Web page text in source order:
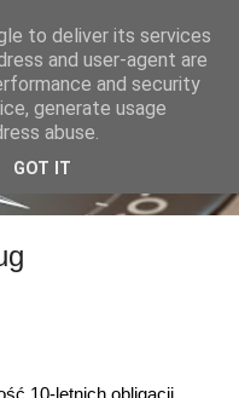
10-letnich obligacji
to deliver its services
and user-agent are
and security
generate usage
abuse.
GOT IT